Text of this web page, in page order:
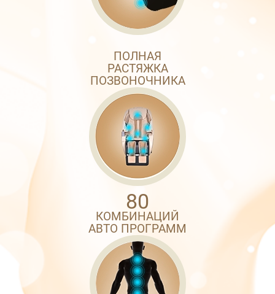
ПОЛНАЯ
РАСТЯЖКА
ПОЗВОНОЧНИКА
80
КОМБИНАЦИЙ
АВТО ПРОГРАММ